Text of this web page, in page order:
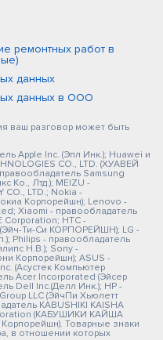
ремонтных работ в
данных
данных в ООО
ваш разговор может быть
Apple Inc. (Эпл Инк.); Huawei и
CO., LTD. (ХУАВЕЙ
Samsung
Ко., Лтд.); MEIZU -
CO., LTD.; Nokia -
Корпорейшн); Lenovo -
Xiaomi - правообладатель
Corporation; HTC -
(Эйч-Ти-Си КОРПОРЕЙШН); LG -
Philips - правообладатель
Н.В.); Sony -
Корпорейшн); ASUS -
(Асустек Компьютер
Acer Incorporated (Эйсер
Dell Inc.(Делл Инк.); HP -
LLC (ЭйчПи Хьюлетт
KABUSHIKI KAISHA
(КАБУШИКИ КАЙША
Товарные знаки
в отношении которых